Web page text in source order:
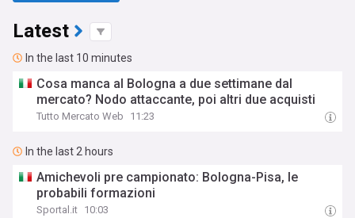
Latest
In the last 10 minutes
Cosa manca al Bologna a due settimane dal
mercato? Nodo attaccante, poi altri due acquisti
Tutto Mercato Web 11:23
In the last 2 hours
Amichevoli pre campionato: Bologna-Pisa, le
probabili formazioni
Sportal.it 10:03